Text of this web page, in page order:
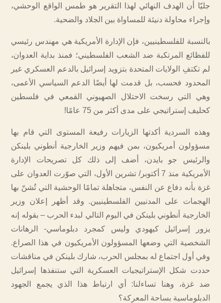
جليّا أن الهدف النهائي لهذا التقرير هو طمس الواقع الوحشي،
وإجراء محاولة دنيئة للمساواة بين الجلاد والضحية.
بالنسبة للفلسطينيين، فإن الإدارة الأمريكية هي مهندس رئيسي
للفظائع المرتكبة ضد الشعب الفلسطيني؛ فمنذ بداية العدوان،
لم تكتفِ الولايات المتحدة بتزويد إسرائيل بالدعم العسكري غير
المحدود فحسب، بل قدمت لها أيضًا الدعم السياسي الأعمى،
وهي التي رسخت الاحتلال الصهيوني القمعي في فلسطين
كحليف إستراتيجي على مدى أكثر من 75 عامًا!
وهذه السردية أكدتها الزيارات رفيعة المستوى التي قام بها
مسؤولون أمريكيون، بمن فيهم وزير الخارجية أنطوني بلينكن
والرئيس جو بايدن، أضف إلى ذلك كل تصريحات الإدارة
الأمريكية منذ 7 أكتوبر/ تشرين الأول، التي صوّرت العدوان على
غزة بأنه دفاع عن النفس، متجاهلة تمامًا الوحشية التي تُشنّ بها
الهجمات على المدنيين الفلسطينيين. وقد أظهر إعلان وزير
الخارجية أنطوني بلينكن في اليوم التالي لبدء الحرب – بقوله إنه
يزور إسرائيل كيهودي وليس كمجرد دبلوماسي- الرهانات
الشخصية التي وضعها المسؤولون الأمريكيون في هذا الصراع.
وفي أول اجتماع له بمجلس الحرب، شارك بلينكن في مناقشات
حددت شكل الإستراتيجيات العسكرية التي ستنفذها إسرائيل
ضد غزة، وهنا تساءلنا: أي ارتباط هذا الذي يجمع الجهود
الدبلوماسية بساحة المعركة؟